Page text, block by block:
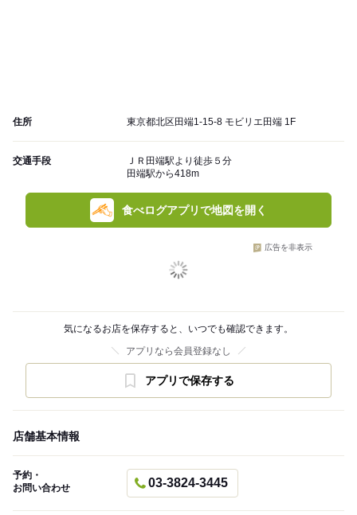
住所 東京都北区田端1-15-8 モビリエ田端 1F
交通手段
ＪＲ田端駅より徒歩５分
田端駅から418m
食べログアプリで地図を開く
広告を非表示
気になるお店を保存すると、いつでも確認できます。
アプリなら会員登録なし
アプリで保存する
店舗基本情報
予約・
お問い合わせ
03-3824-3445